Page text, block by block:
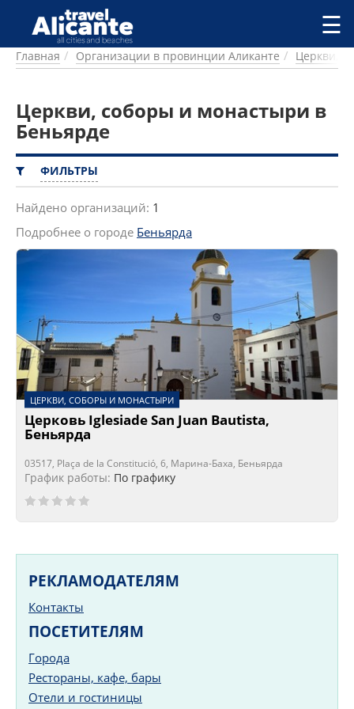
Перейти к основному содержанию
ГОРОДА
ПИТАНИЕ
ПРОЖИВАНИЕ
ДОСТОПРИМЕЧАТЕЛЬНОСТИ
КЕМПИНГ
КОМАРКИ (РАЙОНЫ)
РЕЦЕПТЫ
ПРЕДЛОЖЕНИЯ
☰
Главная Организации в провинции Аликанте Церкви,
Церкви, соборы и монастыри в
Беньярде
ФИЛЬТРЫ
Найдено организаций: 1
Подробнее о городе Беньярда
ЦЕРКВИ, СОБОРЫ И МОНАСТЫРИ
Церковь Iglesiade San Juan Bautista,
Беньярда
03517, Plaça de la Constitució, 6, Марина-Баха, Беньярда
График работы: По графику
РЕКЛАМОДАТЕЛЯМ
Контакты
ПОСЕТИТЕЛЯМ
Города
Рестораны, кафе, бары
Отели и гостиницы